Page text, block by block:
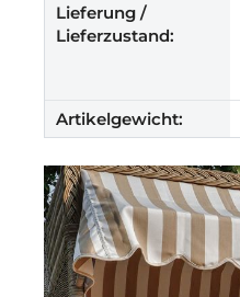
Lieferung /
Lieferzustand:
Artikelgewicht: